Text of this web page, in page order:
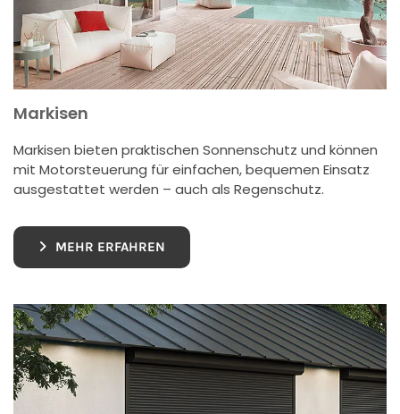
Markisen
Markisen bieten praktischen Sonnenschutz und können
mit Motorsteuerung für einfachen, bequemen Einsatz
ausgestattet werden – auch als Regenschutz.
MEHR ERFAHREN